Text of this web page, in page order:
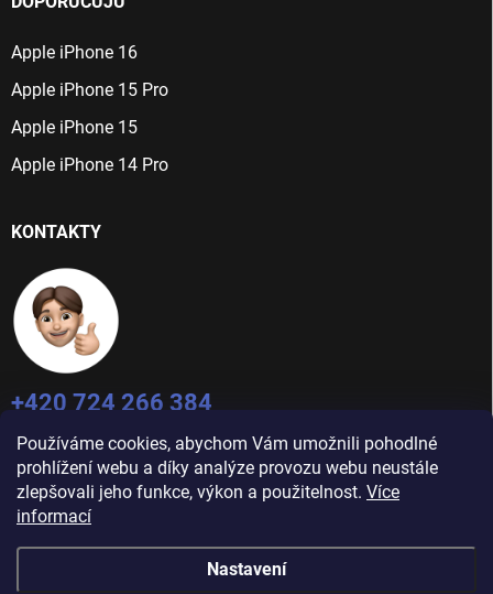
Používáme cookies, abychom Vám umožnili pohodlné
prohlížení webu a díky analýze provozu webu neustále
zlepšovali jeho funkce, výkon a použitelnost. Více
informací
Nastavení
Apple iPhone 16
Apple iPhone 15 Pro
Apple iPhone 15
Apple iPhone 14 Pro
KONTAKTY
+420 724 266 384
Po-Pá: 9:00 - 16:00
info@jablecnyhonza.cz